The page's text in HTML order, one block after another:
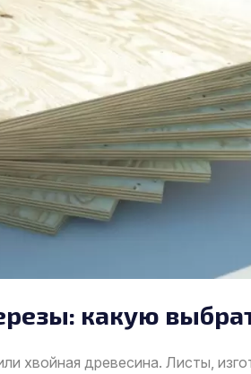
какую
хвойная древесина. Листы,